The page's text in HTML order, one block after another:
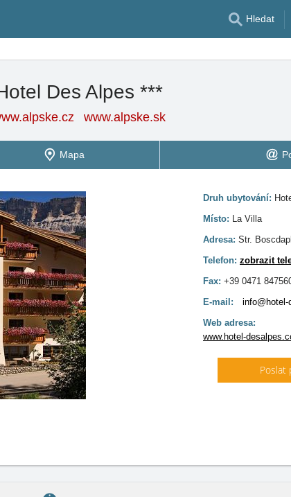
Hledat
Des Alpes ***
www.alpske.sk
Mapa
Druh ubytování:
Místo: La Villa
Adresa: Str.
Telefon: zobrazit
Fax: +39 0471
E-mail:
info@hotel-
Web adresa:
www.hotel-
Poslat